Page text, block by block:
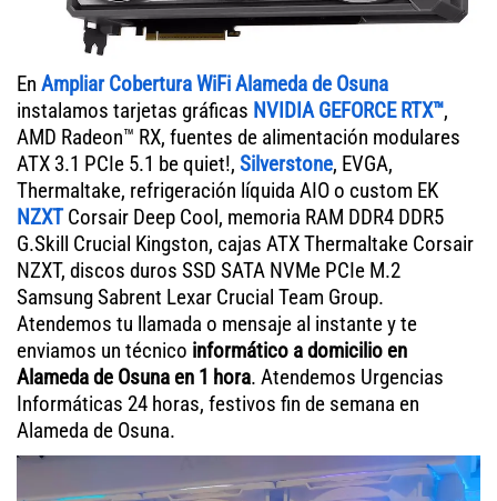
En Ampliar Cobertura WiFi Alameda de Osuna
instalamos tarjetas gráficas NVIDIA GEFORCE RTX™,
AMD Radeon™ RX, fuentes de alimentación modulares
ATX 3.1 PCIe 5.1 be quiet!, Silverstone, EVGA,
Thermaltake, refrigeración líquida AIO o custom EK
NZXTCorsair Deep Cool, memoria RAM DDR4 DDR5
G.Skill Crucial Kingston, cajas ATX Thermaltake Corsair
NZXT, discos duros SSD SATA NVMe PCIe M.2
Samsung Sabrent Lexar Crucial Team Group.
Atendemos tu llamada o mensaje al instante y te
enviamos un técnico informático a domicilio en
Alameda de Osuna en 1 hora. Atendemos Urgencias
Informáticas 24 horas, festivos fin de semana en
Alameda de Osuna.